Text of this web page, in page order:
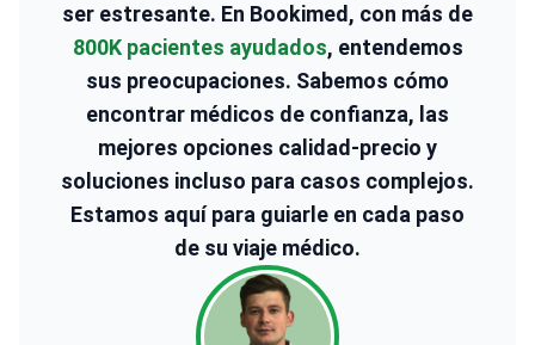
ser estresante. En Bookimed, con más de
800K pacientes ayudados, entendemos
sus preocupaciones. Sabemos cómo
encontrar médicos de confianza, las
mejores opciones calidad-precio y
soluciones incluso para casos complejos.
Estamos aquí para guiarle en cada paso
de su viaje médico.